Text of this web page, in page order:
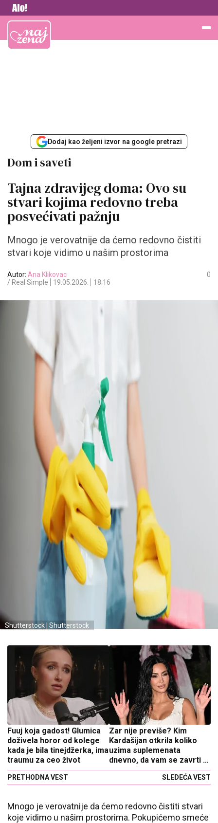
Vesti
Najžena
Dodaj kao željeni izvor na google pretrazi
Dom i saveti
Tajna zdravijeg doma: Ovo su
stvari kojima redovno treba
posvećivati pažnju
Mnogo je verovatnije da ćemo redovno čistiti
stvari koje vidimo u našim prostorima
Autor: Ana Klikovac
/ Real Simple
19.05.2026. 18:16
0
Shutterstock | Shutterstock
Fuuj koja gadost! Glumica
doživela horor od kolege
kada je bila tinejdžerka, ima
traumu za ceo život
PRETHODNA VEST
Zar nije previše? Kim
Kardašijan otkrila koliko
uzima suplemenata
dnevno, da vam se zavrti u
glavi
SLEDEĆA VEST
Mnogo je verovatnije da ćemo redovno čistiti stvari
koje vidimo u našim prostorima. Pokupićemo smeće